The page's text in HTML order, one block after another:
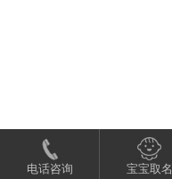
电话咨询 宝宝取名